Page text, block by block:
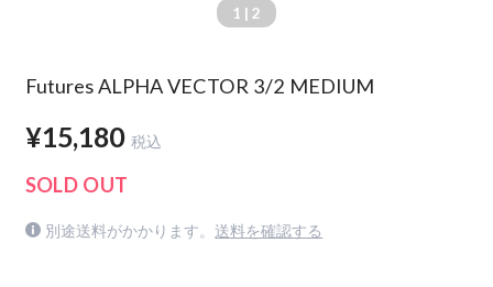
1 | 2
Futures ALPHA VECTOR 3/2 MEDIUM
¥15,180 税込
SOLD OUT
別途送料がかかります。 送料を確認する